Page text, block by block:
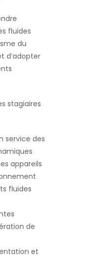
fluides
du
d’adopter
stagiaires
service des
appareils
fluides
de
et